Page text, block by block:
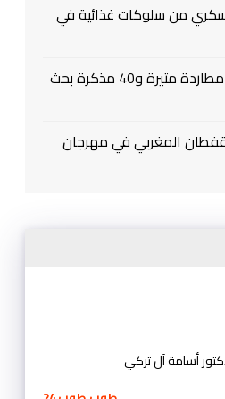
من سلوكات غذائية في
سقوط (الإمبراطور) بعد مطاردة متيرة و40 مذكرة بحث
المغربي في مهرجان
أسامة آل تركي